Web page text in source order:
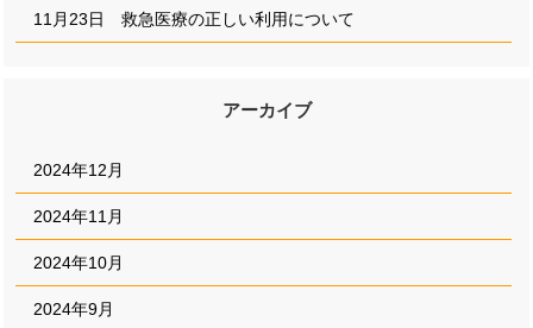
11月23日 救急医療の正しい利用について
アーカイブ
2024年12月
2024年11月
2024年10月
2024年9月